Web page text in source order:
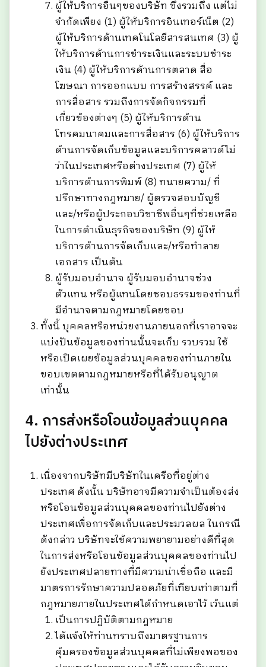
ผู้ให้บริการอื่นๆของบริษัท ซึ่งรวมถึง แต่ไม่
จำกัดเพียง (1) ผู้ให้บริการอินเทอร์เน็ต (2)
ผู้ให้บริการด้านเทคโนโลยีสารสนเทศ (3) ผู้
ให้บริการด้านการชำระเงินและระบบชำระ
เงิน (4) ผู้ให้บริการด้านการตลาด สื่อ
โฆษณา การออกแบบ การสร้างสรรค์ และ
การสื่อสาร รวมถึงการจัดกิจกรรมที่
เกี่ยวข้องต่างๆ (5) ผู้ให้บริการด้าน
โทรคมนาคมและการสื่อสาร (6) ผู้ให้บริการ
ด้านการจัดเก็บข้อมูลและบริการคลาวด์ไม่
ว่าในประเทศหรือต่างประเทศ (7) ผู้ให้
บริการด้านการพิมพ์ (8) ทนายความ/ ที่
ปรึกษาทางกฎหมาย/ ผู้ตรวจสอบบัญชี
และ/หรือผู้ประกอบวิชาชีพอื่นๆที่ช่วยเหลือ
ในการดำเนินธุรกิจของบริษัท (9) ผู้ให้
บริการด้านการจัดเก็บและ/หรือทำลาย
เอกสาร เป็นต้น
ผู้รับมอบอำนาจ ผู้รับมอบอำนาจช่วง
ตัวแทน หรือผู้แทนโดยชอบธรรมของท่านที่
มีอำนาจตามกฎหมายโดยชอบ
ทั้งนี้ บุคคลหรือหน่วยงานภายนอกที่เราอาจจะ
แบ่งปันข้อมูลของท่านนั้นจะเก็บ รวบรวม ใช้
หรือเปิดเผยข้อมูลส่วนบุคคลของท่านภายใน
ขอบเขตตามกฎหมายหรือที่ได้รับอนุญาต
เท่านั้น
4. การส่งหรือโอนข้อมูลส่วนบุคคล
ไปยังต่างประเทศ
เนื่องจากบริษัทมีบริษัทในเครือที่อยู่ต่าง
ประเทศ ดังนั้น บริษัทอาจมีความจำเป็นต้องส่ง
หรือโอนข้อมูลส่วนบุคคลของท่านไปยังต่าง
ประเทศเพื่อการจัดเก็บและประมวลผล ในกรณี
ดังกล่าว บริษัทจะใช้ความพยายามอย่างดีที่สุด
ในการส่งหรือโอนข้อมูลส่วนบุคคลของท่านไป
ยังประเทศปลายทางที่มีความน่าเชื่อถือ และมี
มาตรการรักษาความปลอดภัยที่เทียบเท่าตามที่
กฎหมายภายในประเทศได้กำหนดเอาไว้ เว้นแต่
เป็นการปฏิบัติตามกฎหมาย
ได้แจ้งให้ท่านทราบถึงมาตรฐานการ
คุ้มครองข้อมูลส่วนบุคคลที่ไม่เพียงพอของ